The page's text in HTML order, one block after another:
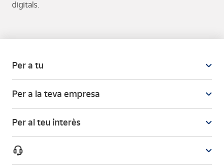
digitals.
Per a tu
Per a la teva empresa
Per al teu interès